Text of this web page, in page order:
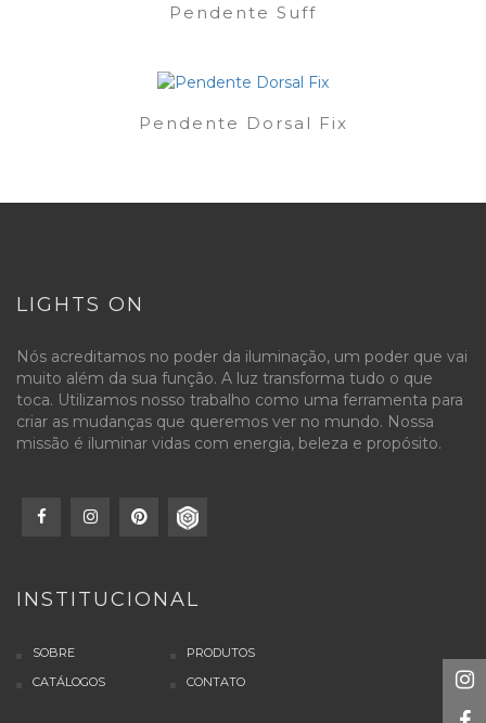
Pendente Suff
Pendente Dorsal Fix
LIGHTS ON
Nós acreditamos no poder da iluminação, um poder que vai
muito além da sua função. A luz transforma tudo o que
toca. Utilizamos nosso trabalho como uma ferramenta para
criar as mudanças que queremos ver no mundo. Nossa
missão é iluminar vidas com energia, beleza e propósito.
INSTITUCIONAL
SOBRE
PRODUTOS
CATÁLOGOS
CONTATO